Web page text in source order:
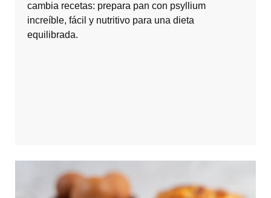
cambia recetas: prepara pan con psyllium
increíble, fácil y nutritivo para una dieta
equilibrada.